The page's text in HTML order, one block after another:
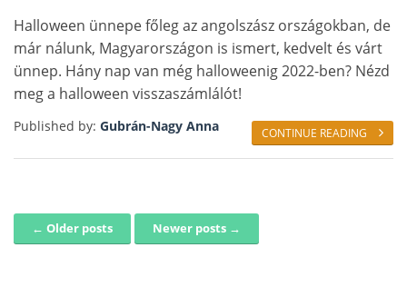
Halloween ünnepe főleg az angolszász országokban, de
már nálunk, Magyarországon is ismert, kedvelt és várt
ünnep. Hány nap van még halloweenig 2022-ben? Nézd
meg a halloween visszaszámlálót!
CONTINUE READING
Published by: Gubrán-Nagy Anna
Post navigation
← Older posts Newer posts →